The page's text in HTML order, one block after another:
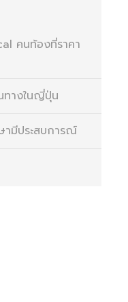
คนท้องที่ราคา
ทางในญี่ปุ่น
ามีประสบการณ์